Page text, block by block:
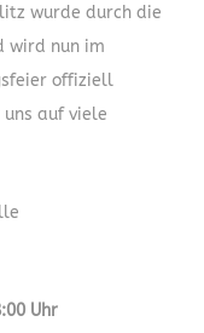
wurde durch die
wird nun im
offiziell
auf viele
Uhr